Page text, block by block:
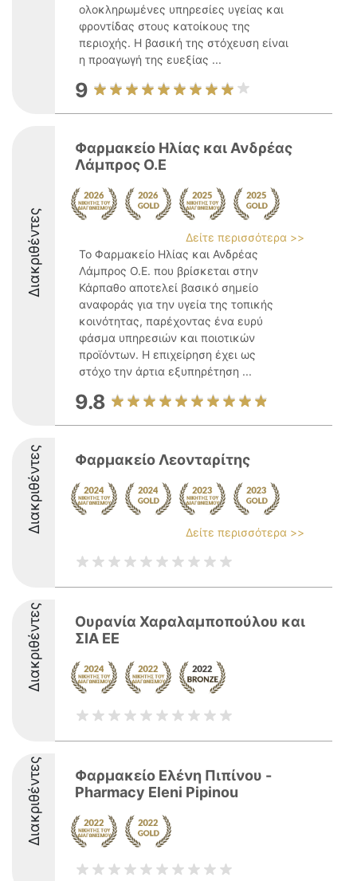
ολοκληρωμένες υπηρεσίες υγείας και
φροντίδας στους κατοίκους της
περιοχής. Η βασική της στόχευση είναι
η προαγωγή της ευεξίας ...
9
Διακριθέντες
Φαρμακείο Ηλίας και Ανδρέας
Λάμπρος Ο.Ε
Δείτε περισσότερα >>
Το Φαρμακείο Ηλίας και Ανδρέας
Λάμπρος Ο.Ε. που βρίσκεται στην
Κάρπαθο αποτελεί βασικό σημείο
αναφοράς για την υγεία της τοπικής
κοινότητας, παρέχοντας ένα ευρύ
φάσμα υπηρεσιών και ποιοτικών
προϊόντων. Η επιχείρηση έχει ως
στόχο την άρτια εξυπηρέτηση ...
9.8
Διακριθέντες Φαρμακείο Λεονταρίτης
Δείτε περισσότερα >>
Διακριθέντες
Ουρανία Χαραλαμποπούλου και
ΣΙΑ ΕΕ
Διακριθέντες
Φαρμακείο Ελένη Πιπίνου -
Pharmacy Eleni Pipinou